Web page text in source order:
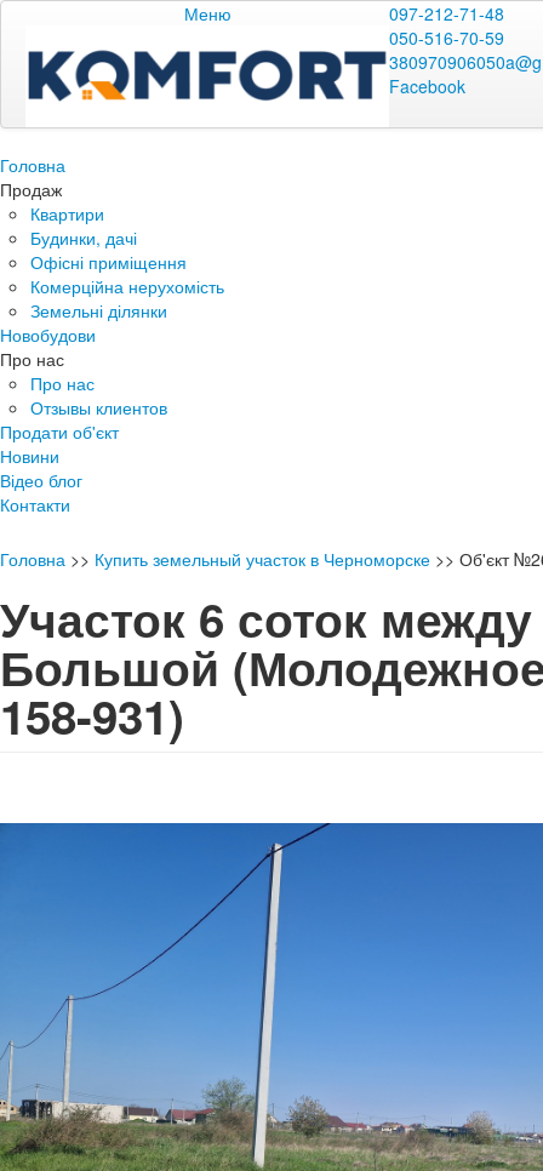
Меню
097-212-71-48
050-516-70-59
Facebook
Головна
Продаж
Квартири
Будинки, дачі
Офісні приміщення
Комерційна нерухомість
Земельні ділянки
Новобудови
Про нас
Про нас
Отзывы клиентов
Продати об'єкт
Новини
Відео блог
Контакти
Головна >> Купить земельный участок в Черноморске >> Об'єкт
Участок 6 соток
Большой
158-931)